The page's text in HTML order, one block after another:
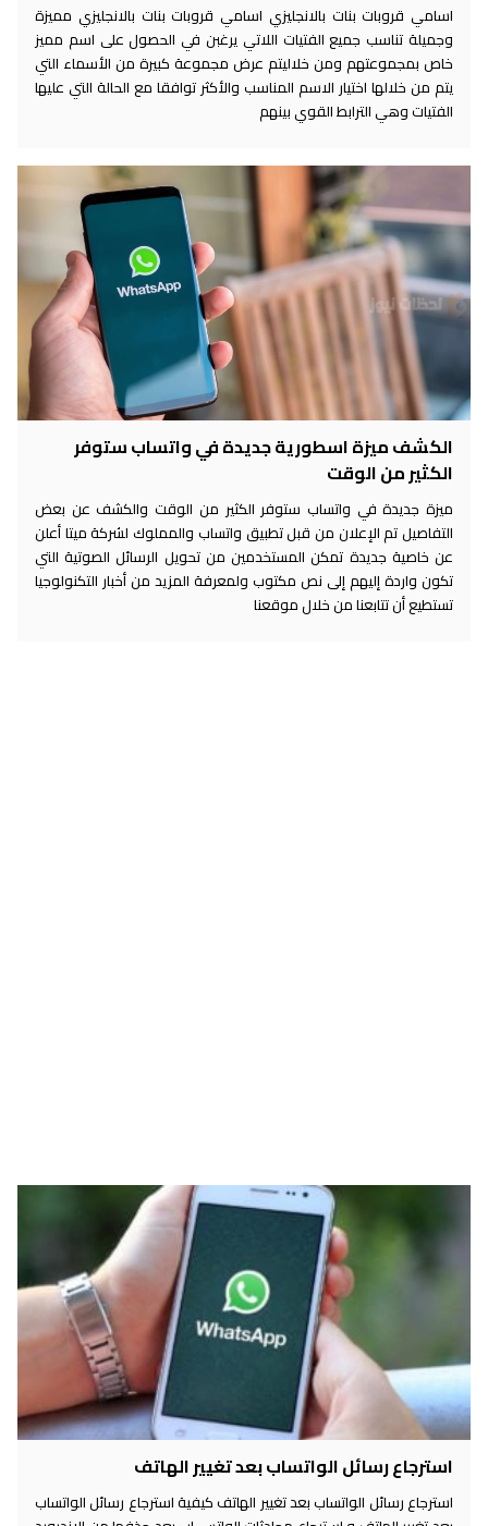
اسامي قروبات بنات بالانجليزي اسامي قروبات بنات بالانجليزي مميزة
وجميلة تناسب جميع الفتيات اللاتي يرغبن في الحصول على اسم مميز
خاص بمجموعتهم ومن خلاليتم عرض مجموعة كبيرة من الأسماء التي
يتم من خلالها اختيار الاسم المناسب والأكثر توافقا مع الحالة التي عليها
الفتيات وهي الترابط القوي بينهم
الكشف ميزة اسطورية جديدة في واتساب ستوفر
الكثير من الوقت
ميزة جديدة في واتساب ستوفر الكثير من الوقت والكشف عن بعض
التفاصيل تم الإعلان من قبل تطبيق واتساب والمملوك لشركة ميتا أعلن
عن خاصية جديدة تمكن المستخدمين من تحويل الرسائل الصوتية التي
تكون واردة إليهم إلى نص مكتوب ولمعرفة المزيد من أخبار التكنولوجيا
تستطيع أن تتابعنا من خلال موقعنا
استرجاع رسائل الواتساب بعد تغيير الهاتف
استرجاع رسائل الواتساب بعد تغيير الهاتف كيفية استرجاع رسائل الواتساب